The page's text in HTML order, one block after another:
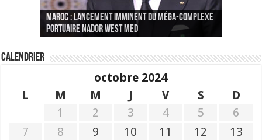
MAROC : Lancement imminent du méga-complexe
portuaire Nador West Med
Le Wali Ait Taleb préside la nomination du
nouveau Secrétaire Général pour insuffler un
sang nouveau à l’administration
Fès : La 70e conférence annuelle de la
Fédération internationale des journalistes et
des écrivains s’est achevée
Paris va présenter à Alger une liste de
« plusieurs centaines de personnes » aux
profils « dangereux »
CGEM: le binôme Oukacha-Joundy reconduit à la
tête de la Fédération des pêches maritimes
Calendrier
octobre 2024
L
M M J V S
D
1
2 3 4 5
6
7
8 9 10 11 12
13